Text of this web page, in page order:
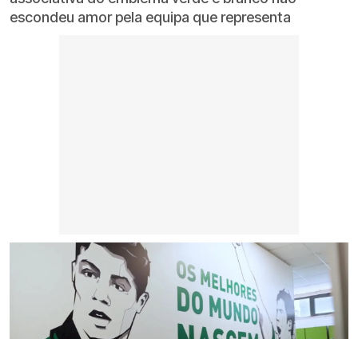
escondeu amor pela equipa que representa